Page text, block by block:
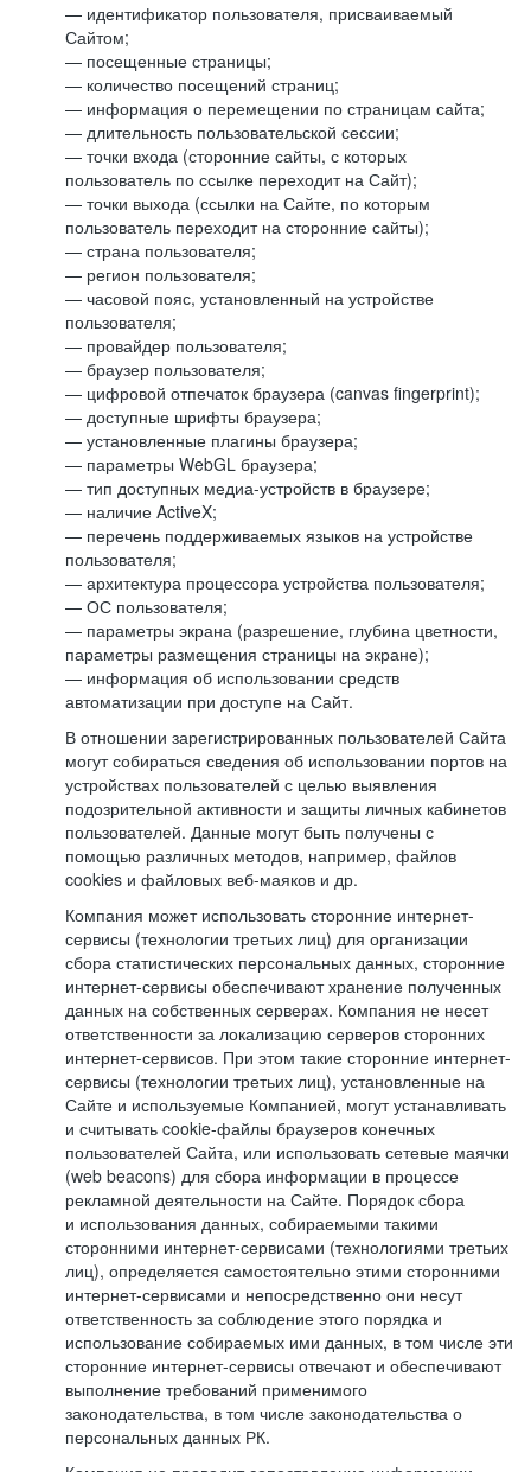
— идентификатор пользователя, присваиваемый
Сайтом;
— посещенные страницы;
— количество посещений страниц;
— информация о перемещении по страницам сайта;
— длительность пользовательской сессии;
— точки входа (сторонние сайты, с которых
пользователь по ссылке переходит на Сайт);
— точки выхода (ссылки на Сайте, по которым
пользователь переходит на сторонние сайты);
— страна пользователя;
— регион пользователя;
— часовой пояс, установленный на устройстве
пользователя;
— провайдер пользователя;
— браузер пользователя;
— цифровой отпечаток браузера (canvas fingerprint);
— доступные шрифты браузера;
— установленные плагины браузера;
— параметры WebGL браузера;
— тип доступных медиа-устройств в браузере;
— наличие ActiveX;
— перечень поддерживаемых языков на устройстве
пользователя;
— архитектура процессора устройства пользователя;
— ОС пользователя;
— параметры экрана (разрешение, глубина цветности,
параметры размещения страницы на экране);
— информация об использовании средств
автоматизации при доступе на Сайт.
В отношении зарегистрированных пользователей Сайта
могут собираться сведения об использовании портов на
устройствах пользователей с целью выявления
подозрительной активности и защиты личных кабинетов
пользователей. Данные могут быть получены с
помощью различных методов, например, файлов
cookies и файловых веб-маяков и др.
Компания может использовать сторонние интернет-
сервисы (технологии третьих лиц) для организации
сбора статистических персональных данных, сторонние
интернет-сервисы обеспечивают хранение полученных
данных на собственных серверах. Компания не несет
ответственности за локализацию серверов сторонних
интернет-сервисов. При этом такие сторонние интернет-
сервисы (технологии третьих лиц), установленные на
Сайте и используемые Компанией, могут устанавливать
и считывать cookie-файлы браузеров конечных
пользователей Сайта, или использовать сетевые маячки
(web beacons) для сбора информации в процессе
рекламной деятельности на Сайте. Порядок сбора
и использования данных, собираемыми такими
сторонними интернет-сервисами (технологиями третьих
лиц), определяется самостоятельно этими сторонними
интернет-сервисами и непосредственно они несут
ответственность за соблюдение этого порядка и
использование собираемых ими данных, в том числе эти
сторонние интернет-сервисы отвечают и обеспечивают
выполнение требований применимого
законодательства, в том числе законодательства о
персональных данных РК.